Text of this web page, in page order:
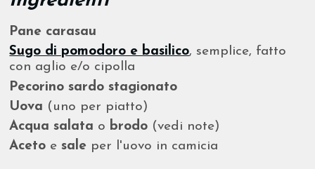
Pane carasau
Sugo di pomodoro e basilico, semplice, fatto
con aglio e/o cipolla
Pecorino sardo stagionato
Uova (uno per piatto)
Acqua salata o brodo (vedi note)
Aceto esale per l'uovo in camicia